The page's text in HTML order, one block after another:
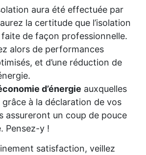
aura été effectuée par
la certitude que l’isolation
de façon professionnelle.
alors de performances
et d’une réduction de
d’énergie auxquelles
à la déclaration de vos
assureront un coup de pouce
Pensez-y !
satisfaction, veillez